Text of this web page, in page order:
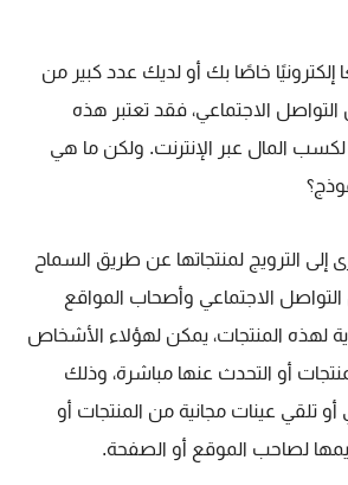
خاصًا بك أو لديك عدد كبير من
التواصل الاجتماعي، فقد تعتبر هذه
المال عبر الإنترنت. ولكن ما هي
إلى الترويج لمنتجاتها عن طريق السماح
الاجتماعي وأصحاب المواقع
لهذه المنتجات، يمكن لهؤلاء الأشخاص
أو التحدث عنها مباشرة، وذلك
تلقي عينات مجانية من المنتجات أو
لصاحب الموقع أو الصفحة.